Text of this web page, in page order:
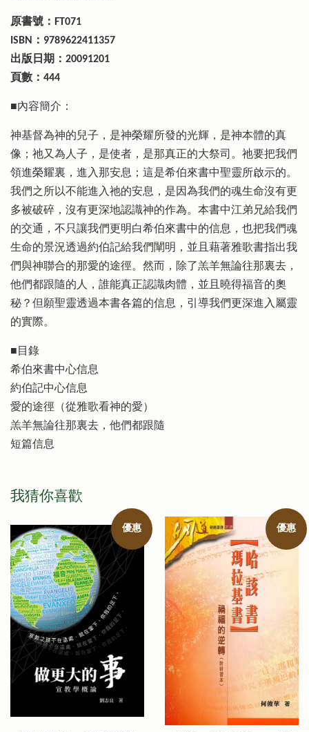
原書號：FT071
ISBN：9789622411357
出版日期：20091201
頁數：444
■內容簡介：
神基督為神的兒子，是神榮耀所發的光輝，是神本體的真
像；祂又為人子，是使者，是那真正的大祭司。祂要把我們
領進榮耀裏，進入那安息；這是希伯來書中聖靈所啟示的。
我們之所以不能進入祂的安息，是因為我們的魂生命沒有更
多被破碎，沒有更深地認識神的作為。本書中江弟兄給我們
的交通，不只讓我們更明白希伯來書中的信息，也把我們魂
生命的景況透過約伯記給我們闡明，並且藉著雅歌書指出我
們與神聯合的那愛的途徑。然而，除了羔羊無論往那裏去，
他們都跟隨的人，誰能真正認識肉體，並且曉得福音的奧
秘？但願聖靈透過本書各篇的信息，引導我們更深進入屬靈
的實際。
■目錄
希伯來書中心信息
約伯記中心信息
愛的途徑（從雅歌看神的愛）
羔羊無論往那裏去，他們都跟隨
短篇信息
我猜你喜歡
優惠 優惠